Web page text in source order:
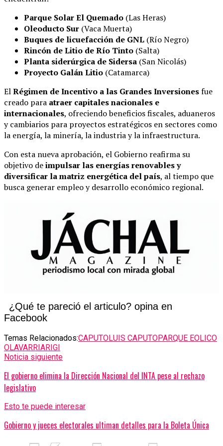
Parque Solar El Quemado (Las Heras)
Oleoducto Sur (Vaca Muerta)
Buques de licuefacción de GNL (Río Negro)
Rincón de Litio de Río Tinto (Salta)
Planta siderúrgica de Sidersa (San Nicolás)
Proyecto Galán Litio (Catamarca)
ElRégimen de Incentivo a las Grandes Inversionesfue
creado para atraer capitales nacionales e
internacionales, ofreciendo beneficios fiscales, aduaneros
y cambiarios para proyectos estratégicos en sectores como
la energía, la minería, la industria y la infraestructura.
Con esta nueva aprobación, el Gobierno reafirma su
objetivo deimpulsar las energías renovables y
diversificar la matriz energética del país, al tiempo que
busca generar empleo y desarrollo económico regional.
¿Qué te pareció el articulo? opina en
Facebook
Temas Relacionados:CAPUTOLUIS CAPUTOPARQUE EOLICO
OLAVARRIARIGI
Noticia siguiente
El gobierno elimina la Dirección Nacional del INTA pese al rechazo
legislativo
Esto te puede interesar
Gobierno y jueces electorales ultiman detalles para la Boleta Única